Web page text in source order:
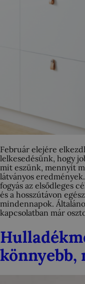
Február elejére
lelkesedésünk, hogy
mit eszünk, mennyit
látványos
fogyás az elsődleges
és a hosszútávon
mindennapok.
kapcsolatban már
könnyebb,